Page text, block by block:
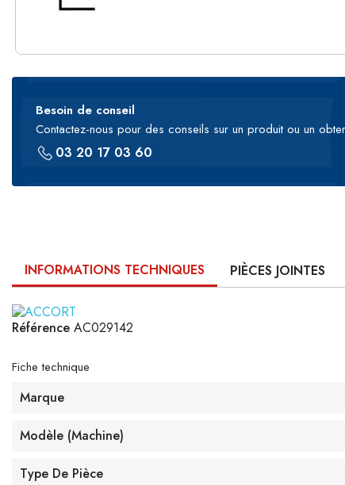
Besoin de conseil
Contactez-nous pour des conseils sur un produit ou un
03 20 17 03 60
INFORMATIONS TECHNIQUES PIÈCES JOINTES
Référence AC029142
Fiche technique
Marque
Modèle (machine)
Type De Pièce